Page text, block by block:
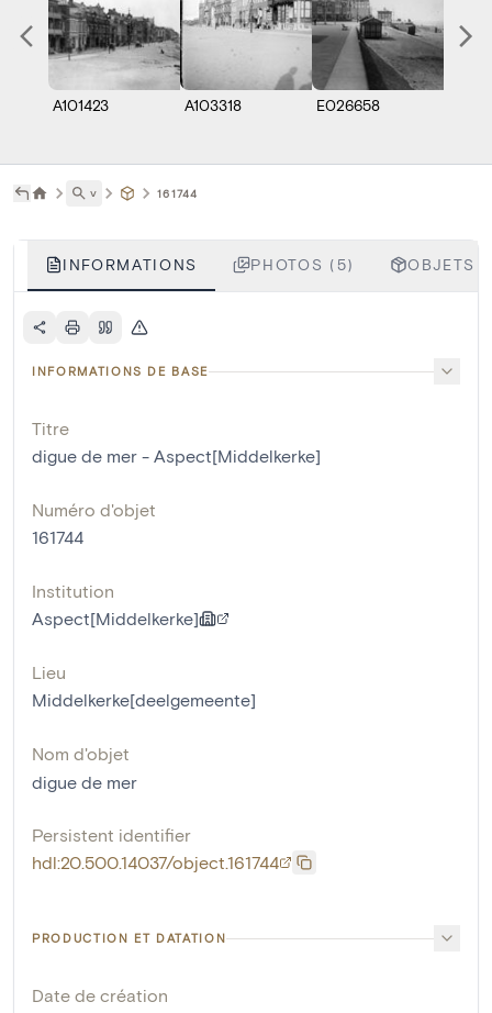
A101423 A103318 E026658
˅ 161744
INFORMATIONS PHOTOS (5) OBJETS
INFORMATIONS DE BASE
Titre
digue de mer - Aspect[Middelkerke]
Numéro d'objet
161744
Institution
Aspect[Middelkerke]
Lieu
Middelkerke[deelgemeente]
Nom d'objet
digue de mer
Persistent identifier
hdl:20.500.14037/object.161744
PRODUCTION ET DATATION
Date de création